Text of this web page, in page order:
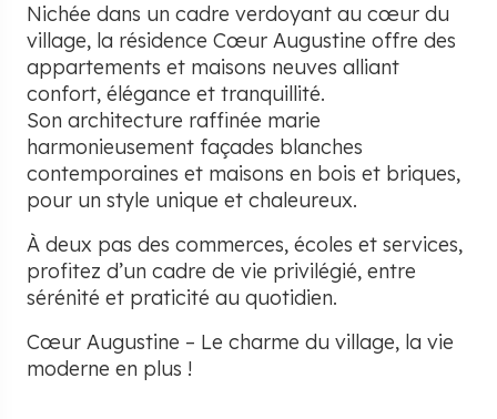
Nichée dans un cadre verdoyant au cœur du
village, la résidence Cœur Augustine offre des
appartements et maisons neuves alliant
confort, élégance et tranquillité.
Son architecture raffinée marie
harmonieusement façades blanches
contemporaines et maisons en bois et briques,
pour un style unique et chaleureux.
À deux pas des commerces, écoles et services,
profitez d’un cadre de vie privilégié, entre
sérénité et praticité au quotidien.
Cœur Augustine – Le charme du village, la vie
moderne en plus !